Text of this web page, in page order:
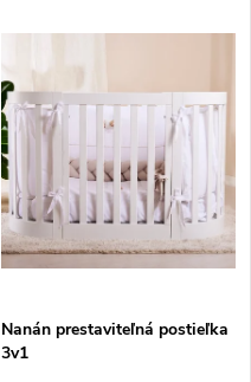
Nanán prestaviteľná postieľka
3v1